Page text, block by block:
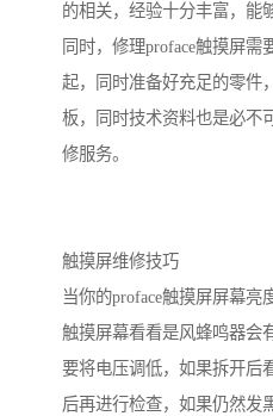
的相关，经验十分丰富，能
同时，修理proface触摸屏
起，同时准备好充足的零件
板，同时技术资料也是必不
修服务。
触摸屏维修技巧
当你的proface触摸屏屏幕
触摸屏幕看看是风蜂鸣器会
要将电压调低，如果拆开后
后再进行检查，如果仍然发